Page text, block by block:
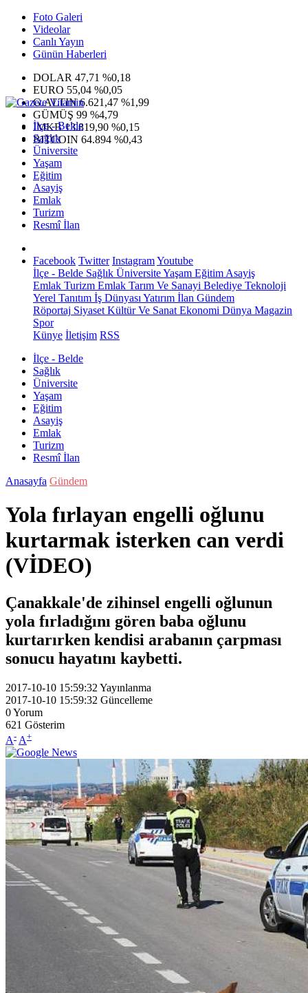
Foto Galeri
Videolar
Canlı Yayın
Günün Haberleri
DOLAR 47,71 %0,18
EURO 55,04 %0,05
G.ALTIN6.621,47 %1,99
GÜMÜŞ 99 %4,79
IMKB13.819,90 %0,15
BITCOIN 64.894 %0,43
İlçe - Belde
Sağlık
Üniversite
Yaşam
Eğitim
Asayiş
Emlak
Turizm
Resmî İlan
Facebook Twitter InstagramYoutube
İlçe - Belde Sağlık ÜniversiteYaşam Eğitim Asayiş
Emlak Turizm Emlak Tarım Ve Sanayi Belediye Teknoloji
Yerel Tanıtım İş Dünyası Yatırım İlan Gündem
Röportaj Siyaset Kültür Ve Sanat Ekonomi Dünya Magazin
Spor
Künye İletişim RSS
İlçe - Belde
Sağlık
Üniversite
Yaşam
Eğitim
Asayiş
Emlak
Turizm
Resmî İlan
Anasayfa Gündem
Yola fırlayan engelli oğlunu
kurtarmak isterken can verdi
(VİDEO)
Çanakkale'de zihinsel engelli oğlunun
yola fırladığını gören baba oğlunu
kurtarırken kendisi arabanın çarpması
sonucu hayatını kaybetti.
2017-10-10 15:59:32 Yayınlanma
2017-10-10 15:59:32 Güncelleme
0Yorum
621 Gösterim
A- A+